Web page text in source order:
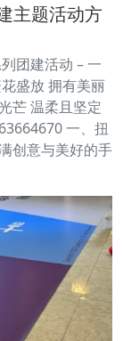
主题活动方
团建活动 – 一
盛放 拥有美丽
芒 温柔且坚定
一、扭
创意与美好的手